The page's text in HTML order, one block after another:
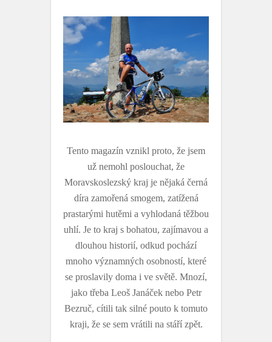
Tento magazín vznikl proto, že jsem
už nemohl poslouchat, že
Moravskoslezský kraj je nějaká černá
díra zamořená smogem, zatížená
prastarými hutěmi a vyhlodaná těžbou
uhlí. Je to kraj s bohatou, zajímavou a
dlouhou historií, odkud pochází
mnoho významných osobností, které
se proslavily doma i ve světě. Mnozí,
jako třeba Leoš Janáček nebo Petr
Bezruč, cítili tak silné pouto k tomuto
kraji, že se sem vrátili na stáří zpět.